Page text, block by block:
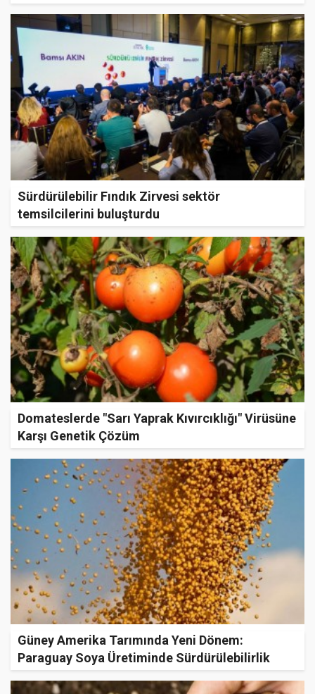
Sürdürülebilir Fındık Zirvesi sektör
temsilcilerini buluşturdu
Domateslerde "Sarı Yaprak Kıvırcıklığı" Virüsüne
Karşı Genetik Çözüm
Güney Amerika Tarımında Yeni Dönem:
Paraguay Soya Üretiminde Sürdürülebilirlik
Standartlarını Yükseltiyor!